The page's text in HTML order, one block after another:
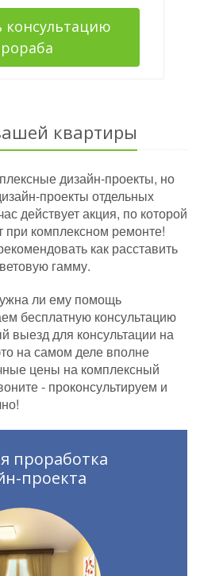
консультацию
квартиры
дизайн-проекты, но
проекты отдельных
действует акция, по которой
комплексном ремонте!
как расставить
гамму.
ли ему помощь
бесплатную консультацию
выезд для консультации на
на самом деле вполне
цены на комплексный
- проконсультируем и
проработка
проекта